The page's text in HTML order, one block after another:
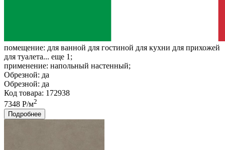
помещение: для ванной для гостиной для кухни для прихожей
для туалета... еще 1;
применение: напольный настенный;
Обрезной: да
Обрезной: да
Код товара: 172938
7348 Р/м2
Подробнее